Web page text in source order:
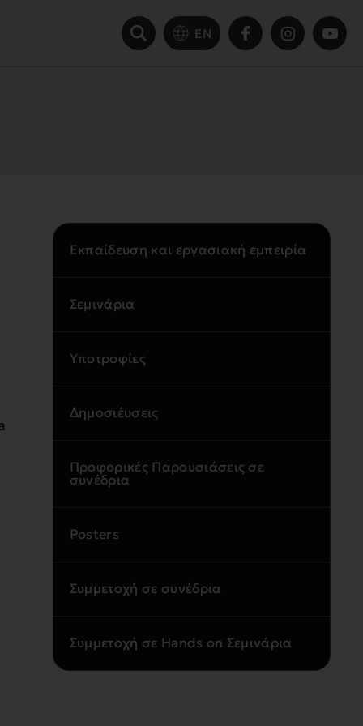
EN
Εκπαίδευση και εργασιακή εμπειρία
Σεμινάρια
Υποτροφίες
Δημοσιέυσεις
Προφορικές Παρουσιάσεις σε
συνέδρια
Posters
Συμμετοχή σε συνέδρια
Συμμετοχή σε Hands on Σεμινάρια